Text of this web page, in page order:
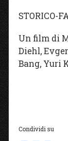
STORICO-
Un film di
Diehl,
Bang, Yuri
Condividi su